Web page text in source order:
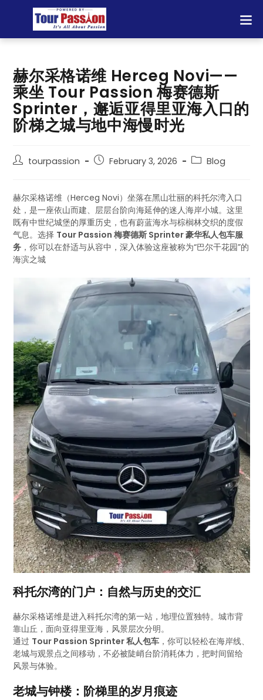
赫尔采格诺维 Herceg Novi——
乘坐 Tour Passion 梅赛德斯
Sprinter，邂逅亚得里亚海入口的
阶梯之城与地中海慢时光
tourpassion February 3, 2026 Blog
赫尔采格诺维（Herceg Novi）坐落在黑山壮丽的科托尔湾入口
处，是一座依山而建、层层台阶向海延伸的迷人海岸小城。这里
既有中世纪城堡的厚重历史，也有蔚蓝海水与棕榈林交织的度假
气息。选择 Tour Passion 梅赛德斯 Sprinter 豪华私人包车服
务 ，你可以在舒适与从容中，深入体验这座被称为“巴尔干花园”的
海滨之城
科托尔湾的门户：自然与历史的交汇
赫尔采格诺维是进入科托尔湾的第一站，地理位置独特。城市背
靠山丘，面向亚得里亚海，风景层次分明。
通过 Tour Passion Sprinter 私人包车 ，你可以轻松在海岸线、
老城与观景点之间移动，不必被陡峭台阶消耗体力，把时间留给
风景与体验。
老城与钟楼：阶梯里的岁月痕迹